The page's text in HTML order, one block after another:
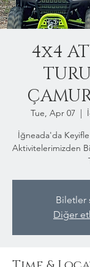
4x4
Tue, Apr 07
  |
İğneada'da
Aktivitelerimizden
Biletler
Diğer